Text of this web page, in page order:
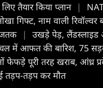
तैयार किया प्लान |
गिफ्ट, नाम वाली रिवॉल्वर
|
उखड़े पेड़, लैंडस्लाइड
में आफत की बारिश, 75
फेफड़े पूरी तरह खराब, आंध्र
तड़प कर मौत